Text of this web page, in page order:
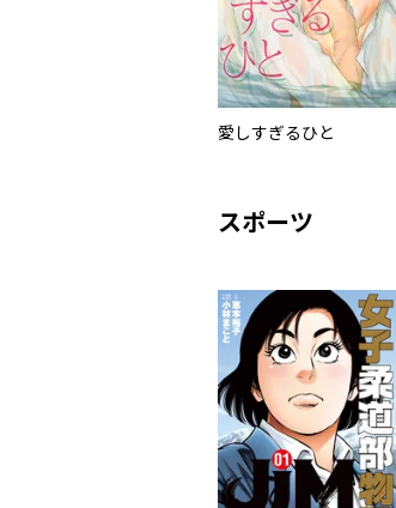
愛しすぎるひと
スポーツ